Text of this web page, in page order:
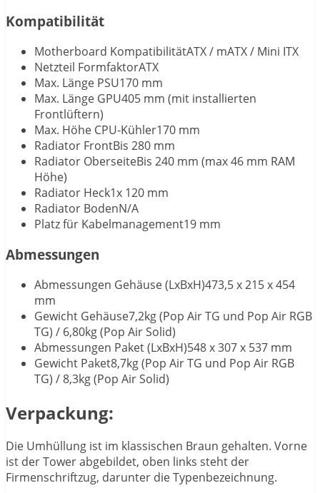
Kompatibilität
Motherboard KompatibilitätATX / mATX / Mini ITX
Netzteil FormfaktorATX
Max. Länge PSU170 mm
Max. Länge GPU405 mm (mit installierten
Frontlüftern)
Max. Höhe CPU-Kühler170 mm
Radiator FrontBis 280 mm
Radiator OberseiteBis 240 mm (max 46 mm RAM
Höhe)
Radiator Heck1x 120 mm
Radiator BodenN/A
Platz für Kabelmanagement19 mm
Abmessungen
Abmessungen Gehäuse (LxBxH)473,5 x 215 x 454
mm
Gewicht Gehäuse7,2kg (Pop Air TG und Pop Air RGB
TG) / 6,80kg (Pop Air Solid)
Abmessungen Paket (LxBxH)548 x 307 x 537 mm
Gewicht Paket8,7kg (Pop Air TG und Pop Air RGB
TG) / 8,3kg (Pop Air Solid)
Verpackung:
Die Umhüllung ist im klassischen Braun gehalten. Vorne
ist der Tower abgebildet, oben links steht der
Firmenschriftzug, darunter die Typenbezeichnung.